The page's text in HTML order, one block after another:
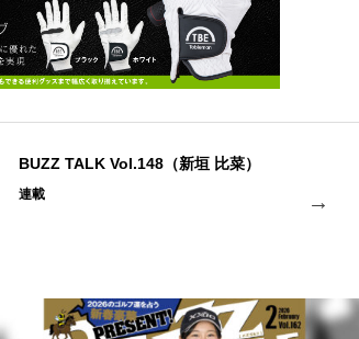
BUZZ TALK Vol.148（新垣 比菜）
連載